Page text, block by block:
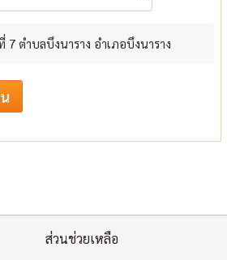
ตำบลบึงนาราง อำเภอบึงนาราง
ส่วนช่วยเหลือ